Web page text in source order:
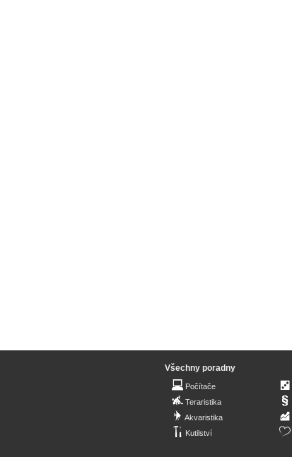
Všechny poradny
Počítače
Teraristika
Akvaristika
Kutilství